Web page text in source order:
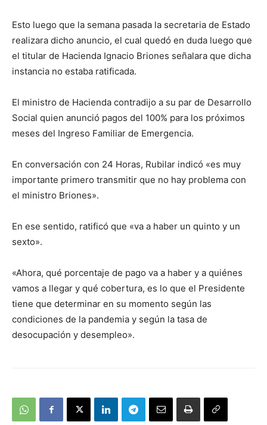
Esto luego que la semana pasada la secretaria de Estado
realizara dicho anuncio, el cual quedó en duda luego que
el titular de Hacienda Ignacio Briones señalara que dicha
instancia no estaba ratificada.
El ministro de Hacienda contradijo a su par de Desarrollo
Social quien anunció pagos del 100% para los próximos
meses del Ingreso Familiar de Emergencia.
En conversación con 24 Horas, Rubilar indicó «es muy
importante primero transmitir que no hay problema con
el ministro Briones».
En ese sentido, ratificó que «va a haber un quinto y un
sexto».
«Ahora, qué porcentaje de pago va a haber y a quiénes
vamos a llegar y qué cobertura, es lo que el Presidente
tiene que determinar en su momento según las
condiciones de la pandemia y según la tasa de
desocupación y desempleo».